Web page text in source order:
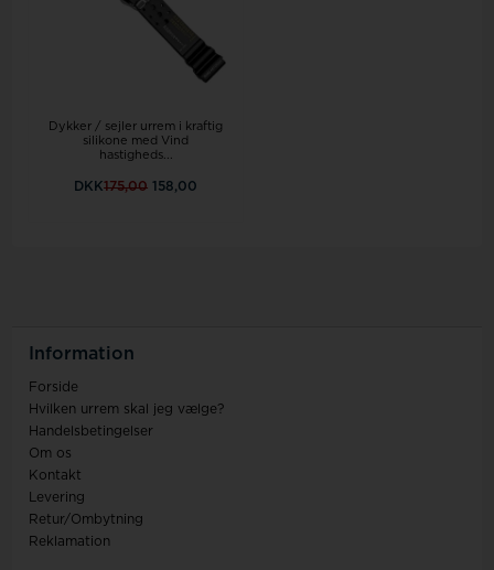
Dykker / sejler urrem i kraftig
silikone med Vind
hastigheds...
DKK175,00 158,00
Information
Forside
Hvilken urrem skal jeg vælge?
Handelsbetingelser
Om os
Kontakt
Levering
Retur/Ombytning
Reklamation